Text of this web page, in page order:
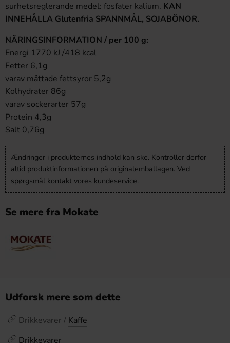
surhetsreglerande medel: fosfater kalium. KAN
INNEHÅLLA Glutenfria SPANNMÅL, SOJABÖNOR.
NÄRINGSINFORMATION / per 100 g:
Energi 1770 kJ /418 kcal
Fetter 6,1g
varav mättade fettsyror 5,2g
Kolhydrater 86g
varav sockerarter 57g
Protein 4,3g
Salt 0,76g
Ændringer i produkternes indhold kan ske. Kontroller derfor
altid produktinformationen på originalemballagen. Ved
spørgsmål kontakt vores kundeservice.
Se mere fra Mokate
Udforsk mere som dette
Drikkevarer / Kaffe
Drikkevarer